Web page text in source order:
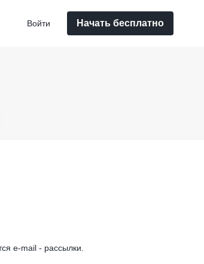
Начать бесплатно
Войти
e-mail - рассылки.